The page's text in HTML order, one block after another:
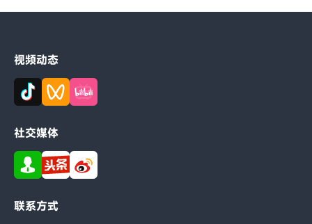
视频动态
社交媒体
联系方式